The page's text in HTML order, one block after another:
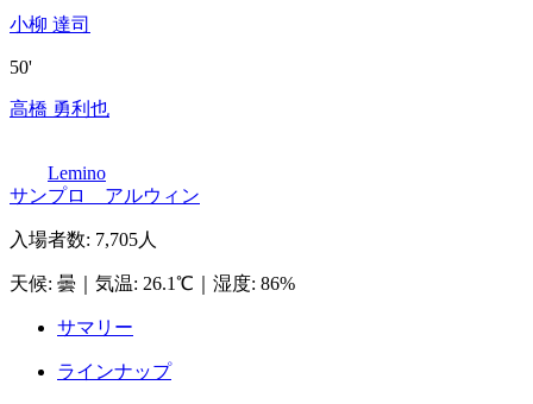
小柳 達司
50'
高橋 勇利也
Lemino
サンプロ アルウィン
入場者数: 7,705人
天候: 曇 気温: 26.1℃ 湿度: 86%
サマリー
ラインナップ